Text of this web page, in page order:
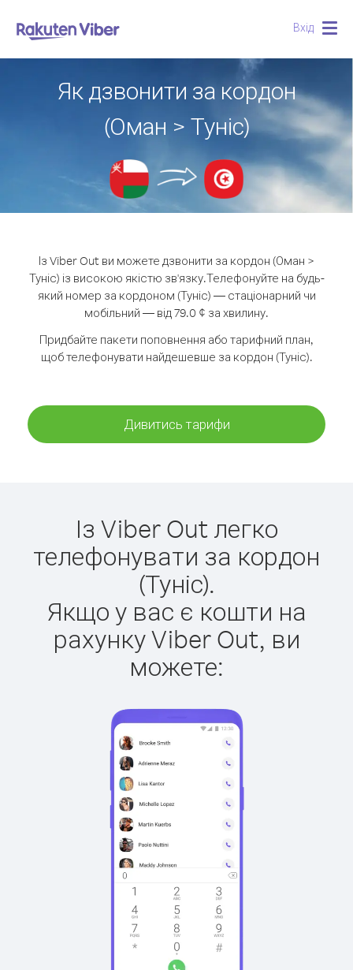
Вхід
Як дзвонити за кордон
(Оман > Туніс)
Із Viber Out ви можете дзвонити за кордон (Оман >
Туніс) із високою якістю зв'язку.Телефонуйте на будь-
який номер за кордоном (Туніс) — стаціонарний чи
мобільний — від 79.0 ¢ за хвилину.
Придбайте пакети поповнення або тарифний план,
щоб телефонувати найдешевше за кордон (Туніс).
Дивитись тарифи
Із Viber Out легко
телефонувати за кордон
(Туніс).
Якщо у вас є кошти на
рахунку Viber Out, ви
можете: